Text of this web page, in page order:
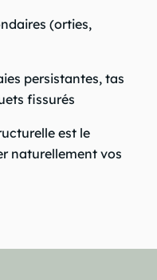
(orties,
persistantes, tas
fissurés
est le
naturellement vos